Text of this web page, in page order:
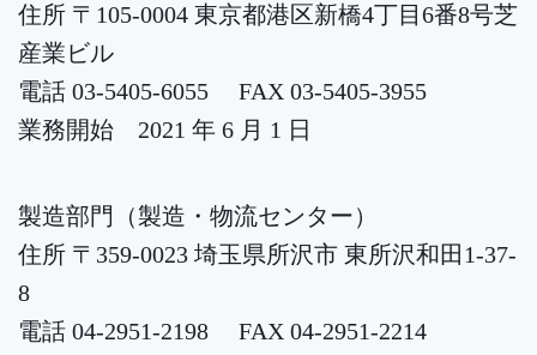
住所 〒105-0004 東京都港区新橋4丁目6番8号芝
産業ビル
電話 03-5405-6055 FAX 03-5405-3955
業務開始 2021 年 6 月 1 日
製造部門（製造・物流センター）
住所 〒359-0023 埼玉県所沢市 東所沢和田1-37-
8
電話 04-2951-2198 FAX 04-2951-2214